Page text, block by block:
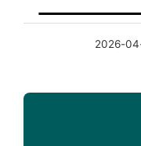
2026-